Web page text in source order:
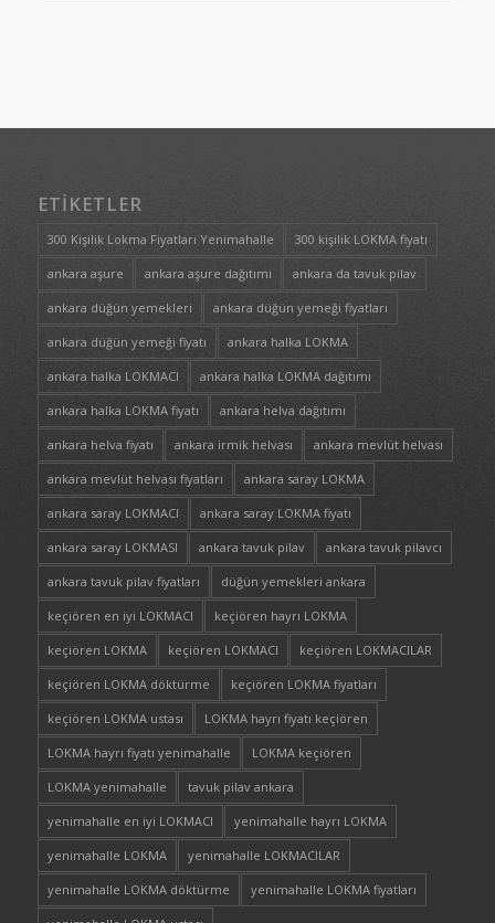
ETIKETLER
300 Kişilik Lokma Fiyatları Yenimahalle 300 kişilik LOKMA fiyatı
ankara aşure ankara aşure dağıtımı ankara da tavuk pilav
ankara düğün yemekleri ankara düğün yemeği fiyatları
ankara düğün yemeği fiyatı ankara halka LOKMA
ankara halka LOKMACI ankara halka LOKMA dağıtımı
ankara halka LOKMA fiyatı ankara helva dağıtımı
ankara helva fiyatı ankara irmik helvası ankara mevlüt helvası
ankara mevlüt helvası fiyatları ankara saray LOKMA
ankara saray LOKMACI ankara saray LOKMA fiyatı
ankara saray LOKMASI ankara tavuk pilav ankara tavuk pilavcı
ankara tavuk pilav fiyatları düğün yemekleri ankara
keçiören en iyi LOKMACI keçiören hayrı LOKMA
keçiören LOKMA keçiören LOKMACI keçiören LOKMACILAR
keçiören LOKMA döktürme keçiören LOKMA fiyatları
keçiören LOKMA ustası LOKMA hayrı fiyatı keçiören
LOKMA hayrı fiyatı yenimahalle LOKMA keçiören
LOKMA yenimahalle tavuk pilav ankara
yenimahalle en iyi LOKMACI yenimahalle hayrı LOKMA
yenimahalle LOKMA yenimahalle LOKMACILAR
yenimahalle LOKMA döktürme yenimahalle LOKMA fiyatları